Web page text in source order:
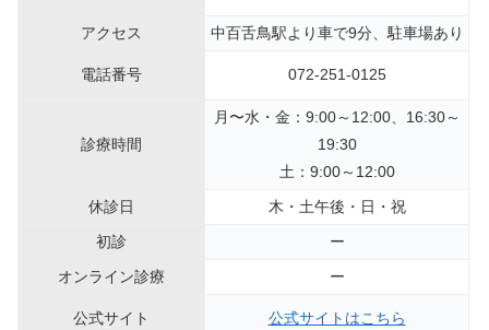
アクセス 中百舌鳥駅より車で9分、駐車場あり
電話番号 072-251-0125
診療時間
月〜水・金：9:00～12:00、16:30～
19:30
土：9:00～12:00
休診日
木・土午後・日・祝
初診
ー
オンライン診療
ー
公式サイト 公式サイトはこちら